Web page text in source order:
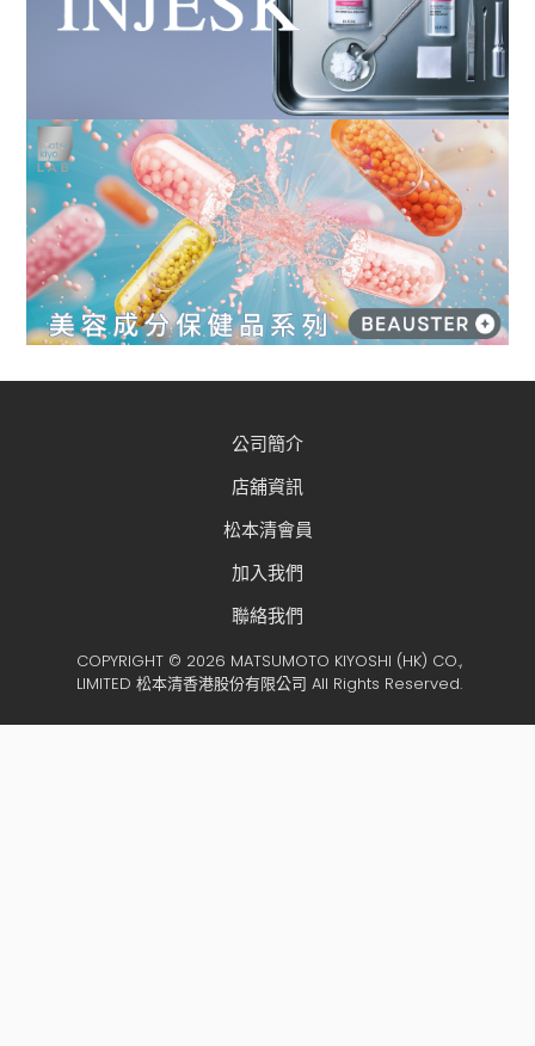
公司簡介
店舖資訊
松本清會員
加入我們
聯絡我們
COPYRIGHT © 2026 MATSUMOTO KIYOSHI (HK) CO.,
LIMITED 松本清香港股份有限公司 All Rights Reserved.